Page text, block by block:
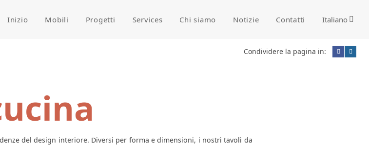
Inizio Mobili Progetti Services Chi siamo Notizie Contatti Italiano
Condividere la pagina in:
del design interiore. Diversi per forma e dimensioni, i nostri tavoli da